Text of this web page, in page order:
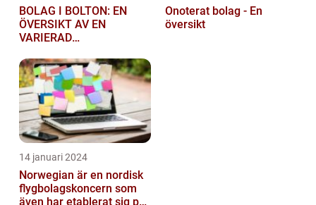
BOLAG I BOLTON: EN
ÖVERSIKT AV EN
VARIERAD
Onoterat bolag - En
översikt
14 januari 2024
Norwegian är en nordisk
flygbolagskoncern som
även har etablerat sig på